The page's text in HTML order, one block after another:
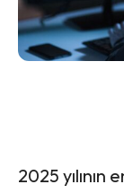
2025 yılının